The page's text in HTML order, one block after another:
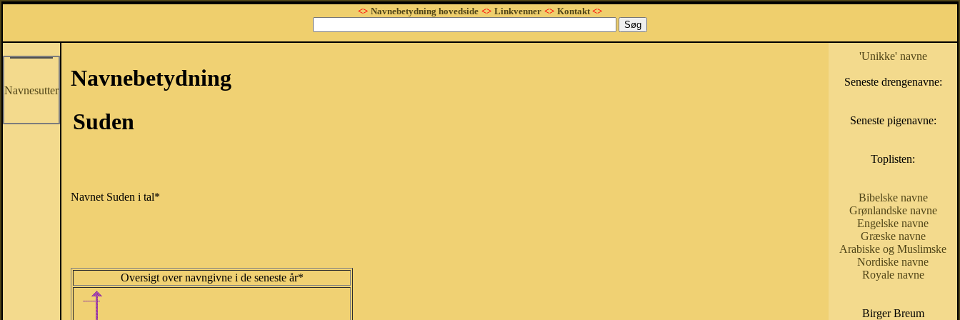
<> Navnebetydning hovedside <> Linkvenner <> Kontakt<>
Navnesutter
Navnebetydning
Suden
Navnet Suden i tal*
Oversigt over navngivne i de seneste år*
'Unikke' navne
Seneste drengenavne:
Seneste pigenavne:
Toplisten:
Bibelske navne
Grønlandske navne
Engelske navne
Græske navne
Arabiske og Muslimske
Nordiske navne
Royale navne
Birger Breum